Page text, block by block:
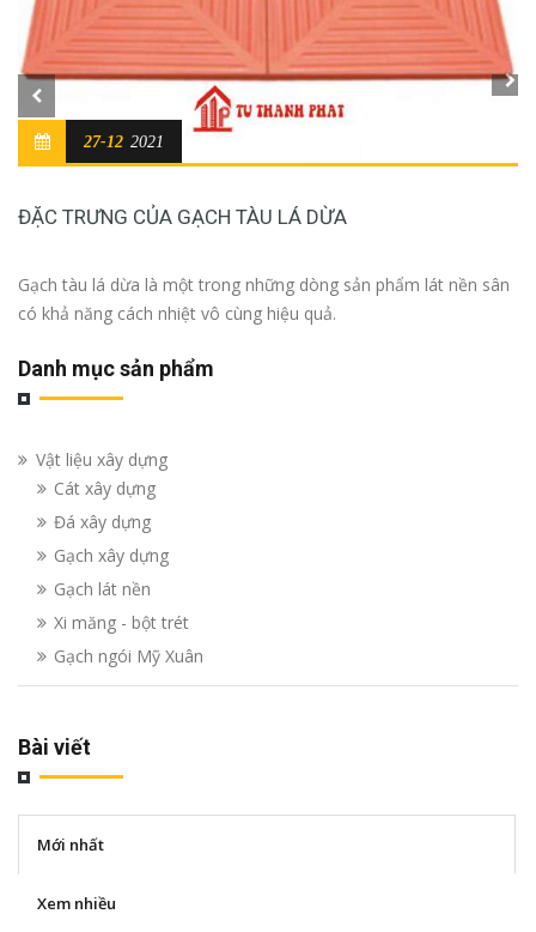
ĐẶC TRƯNG CỦA GẠCH TÀU LÁ DỪA
27-12 2021
Gạch tàu lá dừa là một trong những dòng sản phẩm lát nền sân
có khả năng cách nhiệt vô cùng hiệu quả.
Danh mục sản phẩm
Vật liệu xây dựng
Cát xây dựng
Đá xây dựng
Gạch xây dựng
Gạch lát nền
Xi măng - bột trét
Gạch ngói Mỹ Xuân
Bài viết
Mới nhất
Xem nhiều